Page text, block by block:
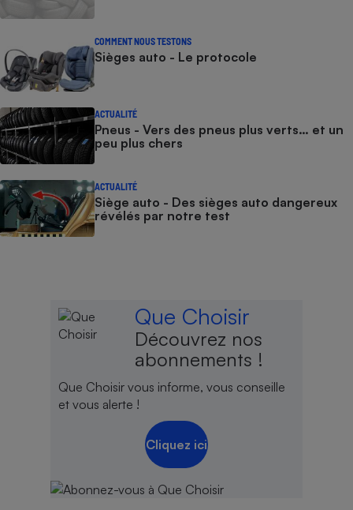
COMMENT NOUS TESTONS
Sièges auto - Le protocole
ACTUALITÉ
Pneus - Vers des pneus plus verts… et un
peu plus chers
ACTUALITÉ
Siège auto - Des sièges auto dangereux
révélés par notre test
Que Choisir
Découvrez nos
abonnements !
Que Choisir vous informe, vous conseille
et vous alerte !
Cliquez ici